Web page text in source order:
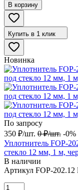
В корзину
Купить в 1 клик
Новинка
По запросу
350 ₽/шт. 0 ₽/шт. -0%
Уплотнитель FOP-
стекло 12 мм, 1 м,
В наличии
Артикул FOP-202.12